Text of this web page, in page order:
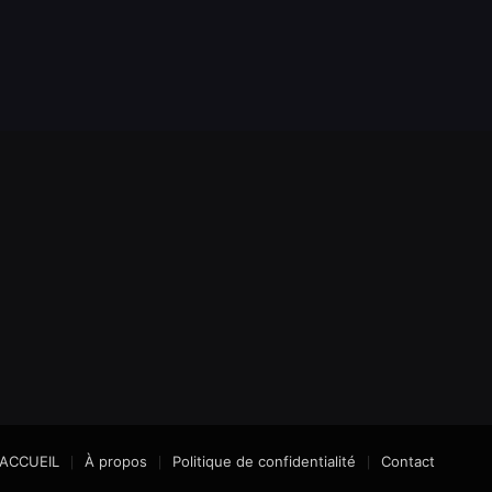
ACCUEIL À propos Politique de confidentialité Contact